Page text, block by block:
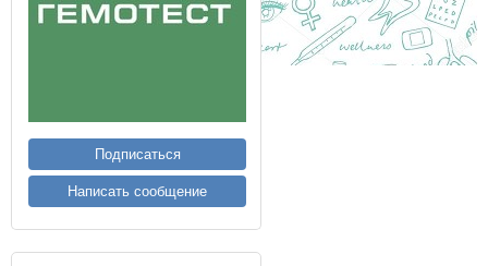
Подписаться
Написать сообщение